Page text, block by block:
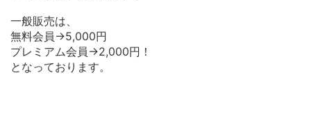
一般販売は、
無料会員→5,000円
プレミアム会員→2,000円！
となっております。